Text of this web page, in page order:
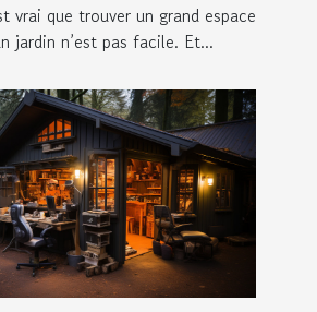
vrai que trouver un grand espace
jardin n’est pas facile. Et...